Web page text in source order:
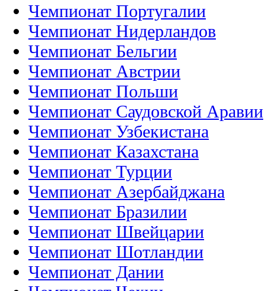
Чемпионат Португалии
Чемпионат Нидерландов
Чемпионат Бельгии
Чемпионат Австрии
Чемпионат Польши
Чемпионат Саудовской Аравии
Чемпионат Узбекистана
Чемпионат Казахстана
Чемпионат Турции
Чемпионат Азербайджана
Чемпионат Бразилии
Чемпионат Швейцарии
Чемпионат Шотландии
Чемпионат Дании